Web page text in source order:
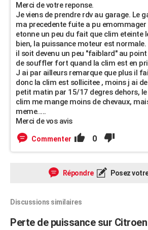
Merci de votre reponse.
Je viens de prendre rdv au garage. Le
ma precedente fuite a pu emommager
etonne un peu du fait que clim eteinte
bien, la puissance moteur est normale.
il soit devenu un peu "faiblard" au
de souffler fort quand la clim est en
J ai par ailleurs remarque que plus il
donc la clim est sollicitee , moins j ai
petit matin par 15/17 degres dehors,
clim me mange moins de chevaux,
meme.....
Merci de vos avis
Commenter 0
Répondre Posez
Discussions similaires
Perte de puissance sur